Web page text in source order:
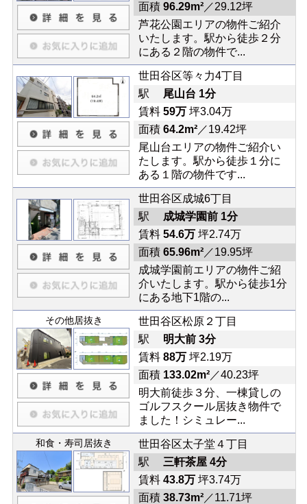
面積 96.29m²／29.12坪
芦花公園エリアの物件ご紹介
いたします。駅から徒歩２分
にある２階の物件で...
世田谷区等々力4丁目
駅 尾山台 1分
賃料 59万坪3.04万
面積 64.2m²／19.42坪
尾山台エリアの物件ご紹介い
たします。駅から徒歩１分に
ある１階の物件です...
世田谷区成城6丁目
駅 成城学園前 1分
賃料 54.6万坪2.74万
面積 65.96m²／19.95坪
成城学園前エリアの物件ご紹
介いたします。駅から徒歩1分
にある地下1階の...
その他居抜き
世田谷区松原２丁目
駅 明大前 3分
賃料 88万坪2.19万
面積 133.02m²／40.23坪
明大前徒歩３分、一棟貸しの
ゴルフスクール居抜き物件で
ました！シミュレー...
和食・寿司居抜き
世田谷区太子堂４丁目
駅 三軒茶屋 4分
賃料 43.8万坪3.74万
面積 38.73m²／11.71坪